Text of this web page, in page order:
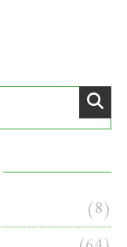
(8)